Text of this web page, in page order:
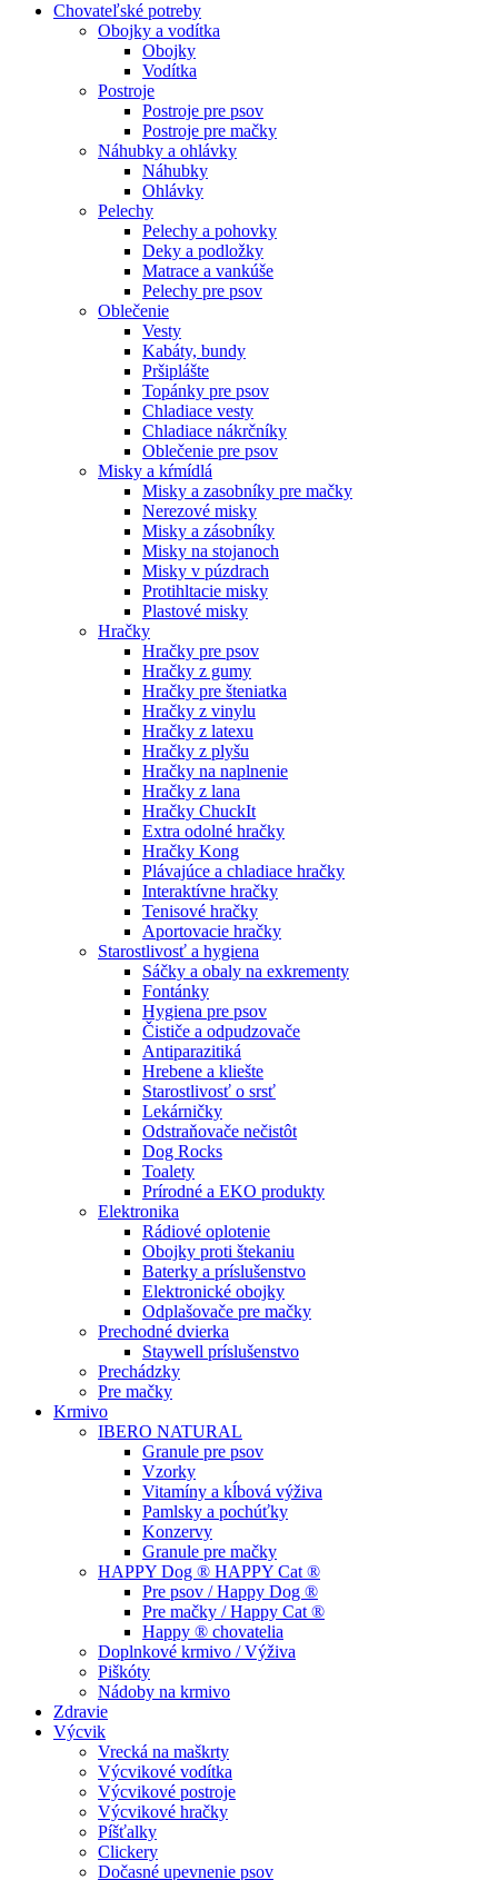
Chovateľské potreby
Obojky a vodítka
Obojky
Vodítka
Postroje
Postroje pre psov
Postroje pre mačky
Náhubky a ohlávky
Náhubky
Ohlávky
Pelechy
Pelechy a pohovky
Deky a podložky
Matrace a vankúše
Pelechy pre psov
Oblečenie
Vesty
Kabáty, bundy
Pršiplášte
Topánky pre psov
Chladiace vesty
Chladiace nákrčníky
Oblečenie pre psov
Misky a kŕmídlá
Misky a zasobníky pre mačky
Nerezové misky
Misky a zásobníky
Misky na stojanoch
Misky v púzdrach
Protihltacie misky
Plastové misky
Hračky
Hračky pre psov
Hračky z gumy
Hračky pre šteniatka
Hračky z vinylu
Hračky z latexu
Hračky z plyšu
Hračky na naplnenie
Hračky z lana
Hračky ChuckIt
Extra odolné hračky
Hračky Kong
Plávajúce a chladiace hračky
Interaktívne hračky
Tenisové hračky
Aportovacie hračky
Starostlivosť a hygiena
Sáčky a obaly na exkrementy
Fontánky
Hygiena pre psov
Čističe a odpudzovače
Antiparazitiká
Hrebene a kliešte
Starostlivosť o srsť
Lekárničky
Odstraňovače nečistôt
Dog Rocks
Toalety
Prírodné a EKO produkty
Elektronika
Rádiové oplotenie
Obojky proti štekaniu
Baterky a príslušenstvo
Elektronické obojky
Odplašovače pre mačky
Prechodné dvierka
Staywell príslušenstvo
Prechádzky
Pre mačky
Krmivo
IBERO NATURAL
Granule pre psov
Vzorky
Vitamíny a kĺbová výživa
Pamlsky a pochúťky
Konzervy
Granule pre mačky
HAPPY Dog ® HAPPY Cat ®
Pre psov / Happy Dog ®
Pre mačky / Happy Cat ®
Happy ® chovatelia
Doplnkové krmivo / Výživa
Piškóty
Nádoby na krmivo
Zdravie
Výcvik
Vrecká na maškrty
Výcvikové vodítka
Výcvikové postroje
Výcvikové hračky
Píšťalky
Clickery
Dočasné upevnenie psov